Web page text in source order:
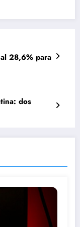
28,6% para
dos